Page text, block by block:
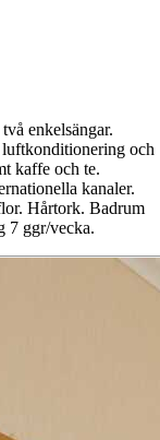
enkelsängar.
och
kaffe och te.
kanaler.
Hårtork. Badrum
7 ggr/vecka.